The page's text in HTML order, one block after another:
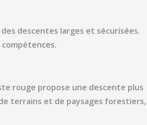
descentes larges et sécurisées.
rouge propose une descente plus
terrains et de paysages forestiers,